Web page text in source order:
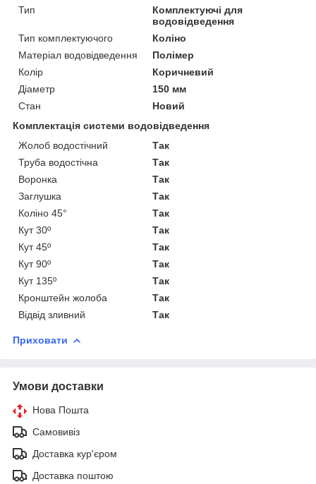
Тип
Комплектуючі для
водовідведення
Тип комплектуючого
Коліно
Матеріал водовідведення
Полімер
Колір
Коричневий
Діаметр
150 мм
Стан
Новий
Комплектація системи водовідведення
Жолоб водостічний
Так
Труба водостічна
Так
Воронка
Так
Заглушка
Так
Коліно 45°
Так
Кут 30º
Так
Кут 45º
Так
Кут 90º
Так
Кут 135º
Так
Кронштейн жолоба
Так
Відвід зливний
Так
Приховати
Умови доставки
Нова Пошта
Самовивіз
Доставка кур'єром
Доставка поштою